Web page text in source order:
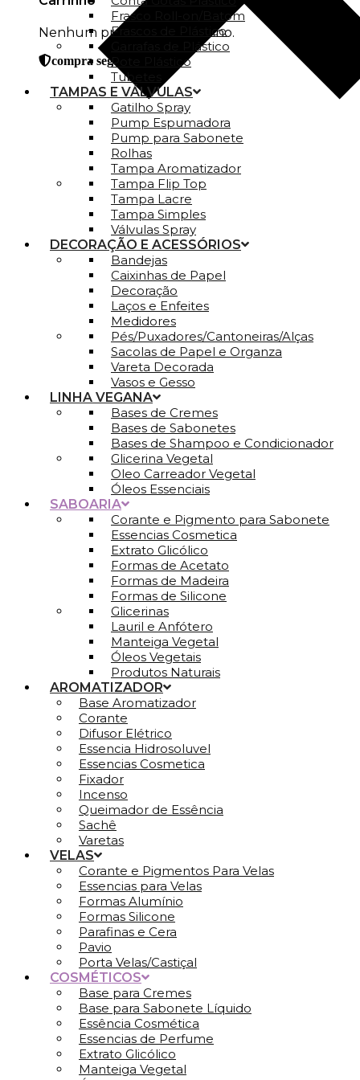
Nenhum produto no carrinho.
compra segura
Frasco Roll-on/Batom
Frascos de Plástico
Garrafas de Plástico
Pote Plástico
Tubetes
TAMPAS E VÁLVULAS
Gatilho Spray
Pump Espumadora
Pump para Sabonete
Rolhas
Tampa Aromatizador
Tampa Flip Top
Tampa Lacre
Tampa Simples
Válvulas Spray
DECORAÇÃO E ACESSÓRIOS
Bandejas
Caixinhas de Papel
Decoração
Laços e Enfeites
Medidores
Pés/Puxadores/Cantoneiras/Alças
Sacolas de Papel e Organza
Vareta Decorada
Vasos e Gesso
LINHA VEGANA
Bases de Cremes
Bases de Sabonetes
Bases de Shampoo e Condicionador
Glicerina Vegetal
Oleo Carreador Vegetal
Óleos Essenciais
SABOARIA
Corante e Pigmento para Sabonete
Essencias Cosmetica
Extrato Glicólico
Formas de Acetato
Formas de Madeira
Formas de Silicone
Glicerinas
Lauril e Anfótero
Manteiga Vegetal
Óleos Vegetais
Produtos Naturais
AROMATIZADOR
Base Aromatizador
Corante
Difusor Elétrico
Essencia Hidrosoluvel
Essencias Cosmetica
Fixador
Incenso
Queimador de Essência
Sachê
Varetas
VELAS
Corante e Pigmentos Para Velas
Essencias para Velas
Formas Alumínio
Formas Silicone
Parafinas e Cera
Pavio
Porta Velas/Castiçal
COSMÉTICOS
Base para Cremes
Base para Sabonete Líquido
Essência Cosmética
Essencias de Perfume
Extrato Glicólico
Manteiga Vegetal